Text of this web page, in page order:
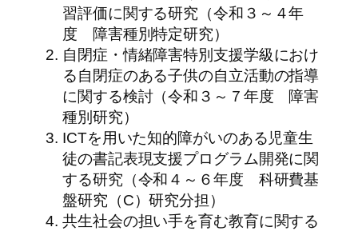
習評価に関する研究（令和３～４年
度 障害種別特定研究）
自閉症・情緒障害特別支援学級におけ
る自閉症のある子供の自立活動の指導
に関する検討（令和３～７年度 障害
種別研究）
ICTを用いた知的障がいのある児童生
徒の書記表現支援プログラム開発に関
する研究（令和４～６年度 科研費基
盤研究（C）研究分担）
共生社会の担い手を育む教育に関する